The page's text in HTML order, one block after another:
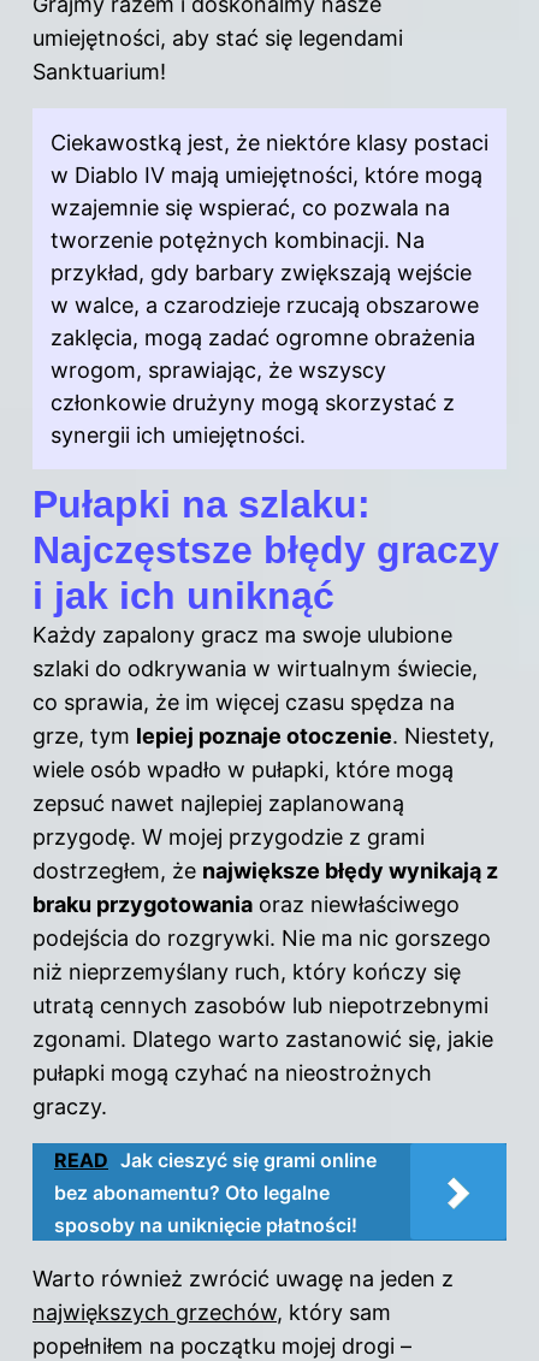
umiejętności, aby stać się legendami
Sanktuarium!
Ciekawostką jest, że niektóre klasy postaci
w Diablo IV mają umiejętności, które mogą
wzajemnie się wspierać, co pozwala na
tworzenie potężnych kombinacji. Na
przykład, gdy barbary zwiększają wejście
w walce, a czarodzieje rzucają obszarowe
zaklęcia, mogą zadać ogromne obrażenia
wrogom, sprawiając, że wszyscy
członkowie drużyny mogą skorzystać z
synergii ich umiejętności.
Pułapki na szlaku:
Najczęstsze błędy graczy
i jak ich uniknąć
Każdy zapalony gracz ma swoje ulubione
szlaki do odkrywania w wirtualnym świecie,
co sprawia, że im więcej czasu spędza na
grze, tym lepiej poznaje otoczenie. Niestety,
wiele osób wpadło w pułapki, które mogą
zepsuć nawet najlepiej zaplanowaną
przygodę. W mojej przygodzie z grami
dostrzegłem, że największe błędy wynikają z
braku przygotowania oraz niewłaściwego
podejścia do rozgrywki. Nie ma nic gorszego
niż nieprzemyślany ruch, który kończy się
utratą cennych zasobów lub niepotrzebnymi
zgonami. Dlatego warto zastanowić się, jakie
pułapki mogą czyhać na nieostrożnych
graczy.
READ Jak cieszyć się grami online
bez abonamentu? Oto legalne
sposoby na uniknięcie płatności!
Warto również zwrócić uwagę na jeden z
największych grzechów, który sam
popełniłem na początku mojej drogi –